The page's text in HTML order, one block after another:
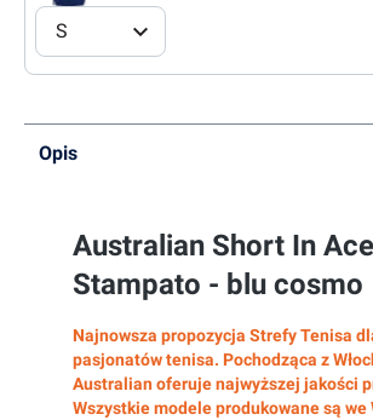
S
Opis
Australian Short In Ace
Stampato - blu cosmo
Najnowsza propozycja Strefy Tenisa
pasjonatów tenisa. Pochodząca z
Australian oferuje najwyższej jakości
Wszystkie modele produkowane są we